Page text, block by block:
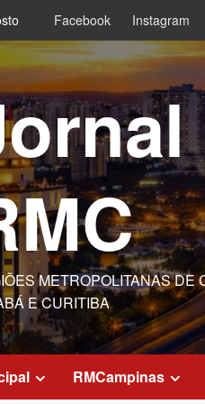
Facebook Instagram
METROPOLITANAS DE
E CURITIBA
RMCampinas